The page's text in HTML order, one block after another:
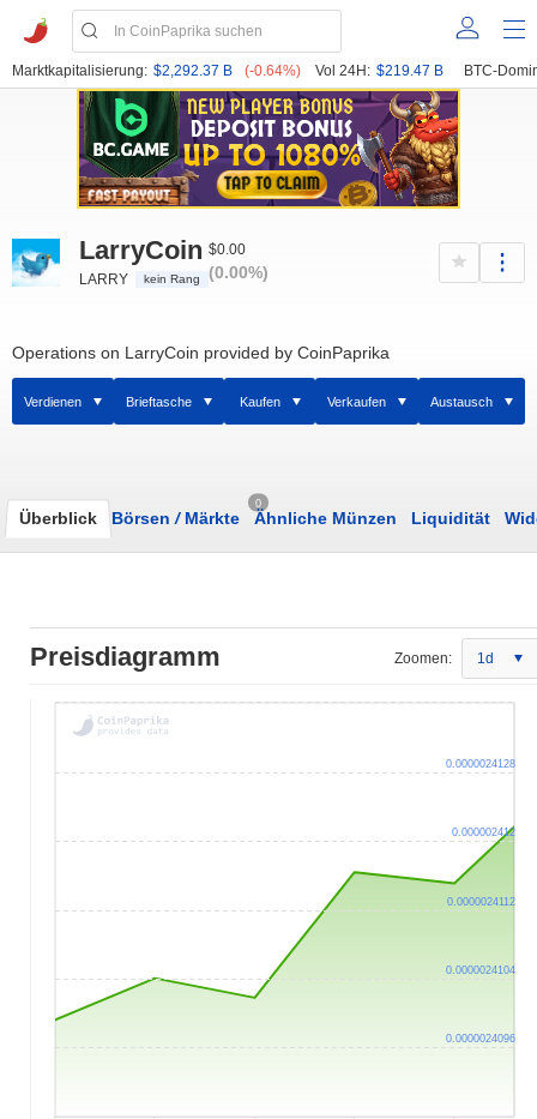
Marktkapitalisierung: $2,292.37 B (-0.64%) Vol 24H: $219.47 B BTC-
LarryCoin
LARRY kein Rang
$0.00
(0.00%)
Operations on LarryCoin provided by CoinPaprika
Verdienen Brieftasche Kaufen Verkaufen Austausch
Überblick Börsen /Märkte
0
Ähnliche Münzen Liquidität
Preisdiagramm Zoomen: 1d
0.0000024096
0.0000024104
0.0000024112
0.000002412
0.0000024128